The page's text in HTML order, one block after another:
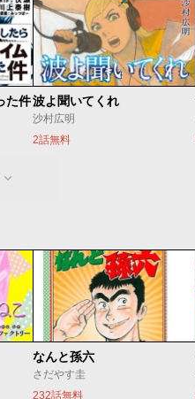
た件波よ聞いてくれ
沙村広明
2話無料
なんと孫六
さだやす圭
232話無料